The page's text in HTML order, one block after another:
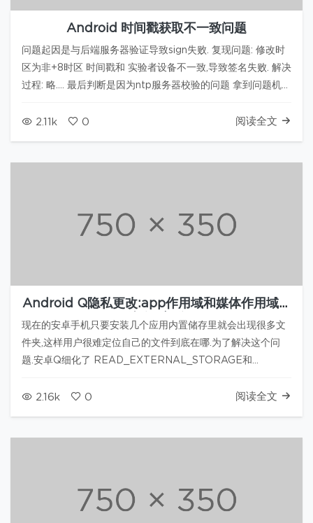
Android 时间戳获取不一致问题
问题起因是与后端服务器验证导致sign失败. 复现问题: 修改时
区为非+8时区 时间戳和 实验者设备不一致,导致签名失败. 解决
过程: 略.... 最后判断是因为ntp服务器校验的问题 拿到问题机器
反编…2.11k 0 阅读全文
Android Q隐私更改:app作用域和媒体作用域存
储(译)部分
现在的安卓手机只要安装几个应用内置储存里就会出现很多文
件夹,这样用户很难定位自己的文件到底在哪.为了解决这个问
题.安卓Q细化了 READ_EXTERNAL_STORAGE和
自己特定的Media文件无需进行权限申请.这些更改会影响…
2.16k 0 阅读全文